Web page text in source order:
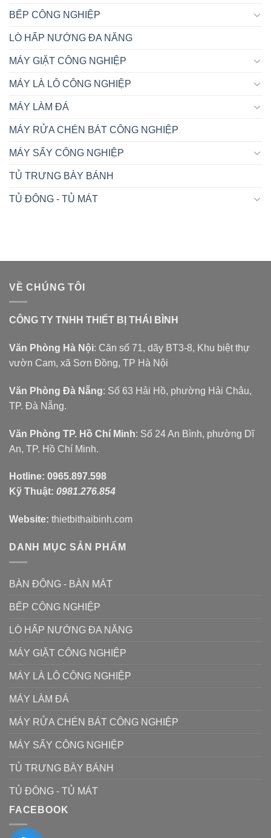
BẾP CÔNG NGHIỆP
LÒ HẤP NƯỚNG ĐA NĂNG
MÁY GIẶT CÔNG NGHIỆP
MÁY LÀ LÔ CÔNG NGHIỆP
MÁY LÀM ĐÁ
MÁY RỬA CHÉN BÁT CÔNG NGHIỆP
MÁY SẤY CÔNG NGHIỆP
TỦ TRƯNG BÀY BÁNH
TỦ ĐÔNG - TỦ MÁT
VỀ CHÚNG TÔI
CÔNG TY TNHH THIẾT BỊ THÁI BÌNH
Văn Phòng Hà Nội: Căn số 71, dãy BT3-8, Khu biệt thự
vườn Cam, xã Sơn Đồng, TP Hà Nội
Văn Phòng Đà Nẵng: Số 63 Hải Hồ, phường Hải Châu,
TP. Đà Nẵng.
Văn Phòng TP. Hồ Chí Minh: Số 24 An Bình, phường Dĩ
An, TP. Hồ Chí Minh.
Hotline: 0965.897.598
Kỹ Thuật: 0981.276.854
Website: thietbithaibinh.com
DANH MỤC SẢN PHẨM
BÀN ĐÔNG - BÀN MÁT
BẾP CÔNG NGHIỆP
LÒ HẤP NƯỚNG ĐA NĂNG
MÁY GIẶT CÔNG NGHIỆP
MÁY LÀ LÔ CÔNG NGHIỆP
MÁY LÀM ĐÁ
MÁY RỬA CHÉN BÁT CÔNG NGHIỆP
MÁY SẤY CÔNG NGHIỆP
TỦ TRƯNG BÀY BÁNH
TỦ ĐÔNG - TỦ MÁT
FACEBOOK